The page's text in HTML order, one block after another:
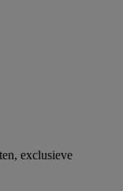
exclusieve